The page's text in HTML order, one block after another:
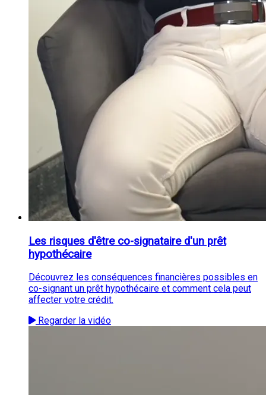
Les risques d'être co-signataire d'un prêt
hypothécaire
Découvrez les conséquences financières possibles en
co-signant un prêt hypothécaire et comment cela peut
affecter votre crédit.
Regarder la vidéo